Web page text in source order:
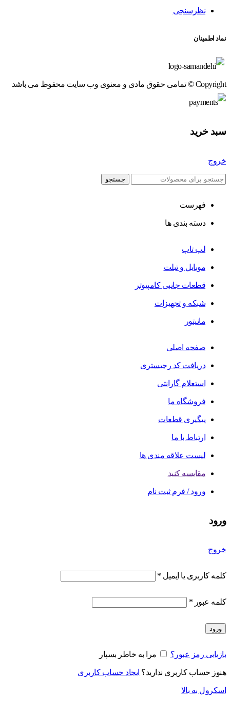
نظرسنجی
نماد اطمینان
Copyright © تمامی حقوق مادی و معنوی وب سایت محفوظ می باشد
سبد خرید
خروج
جستجو
فهرست
دسته بندی ها
لپ تاپ
موبایل و تبلت
قطعات جانبی کامپیوتر
شبکه و تجهیزات
مانیتور
صفحه اصلی
دریافت کد رجیستری
استعلام گارانتی
فروشگاه ما
پیگیری قطعات
ارتباط با ما
لیست علاقه مندی ها
مقایسه کنید
ورود / فرم ثبت نام
ورود
خروج
کلمه کاربری یا ایمیل *
کلمه عبور *
ورود
بازیابی رمز عبور؟ مرا به خاطر بسپار
هنوز حساب کاربری ندارید؟ ایجاد حساب کاربری
اسکرول به بالا